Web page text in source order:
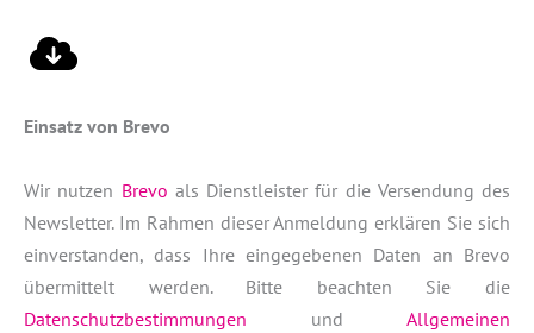
Einsatz von Brevo
Wir nutzen Brevo als Dienstleister für die Versendung des
Newsletter. Im Rahmen dieser Anmeldung erklären Sie sich
einverstanden, dass Ihre eingegebenen Daten an Brevo
übermittelt werden. Bitte beachten Sie die
Datenschutzbestimmungen und Allgemeinen